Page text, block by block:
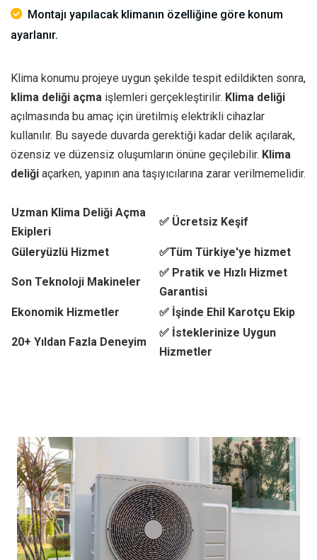
Montajı yapılacak klimanın özelliğine göre konum
ayarlanır.
Klima konumu projeye uygun şekilde tespit edildikten sonra,
klima deliği açma işlemleri gerçekleştirilir. Klima deliği
açılmasında bu amaç için üretilmiş elektrikli cihazlar
kullanılır. Bu sayede duvarda gerektiği kadar delik açılarak,
özensiz ve düzensiz oluşumların önüne geçilebilir. Klima
deliği açarken, yapının ana taşıyıcılarına zarar verilmemelidir.
Uzman Klima Deliği Açma
Ekipleri
✅ Ücretsiz Keşif
Güleryüzlü Hizmet ✅Tüm Türkiye'ye hizmet
Son Teknoloji Makineler
✅ Pratik ve Hızlı Hizmet
Garantisi
Ekonomik Hizmetler
✅ İşinde Ehil Karotçu Ekip
20+ Yıldan Fazla Deneyim
✅ İsteklerinize Uygun
Hizmetler